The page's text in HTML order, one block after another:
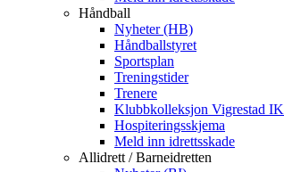
Håndball
Nyheter (HB)
Håndballstyret
Sportsplan
Treningstider
Trenere
Klubbkolleksjon Vigrestad IK
Hospiteringsskjema
Meld inn idrettsskade
Allidrett / Barneidretten